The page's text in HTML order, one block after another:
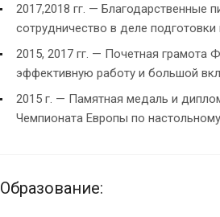
2017,2018 гг. — Благодарственные
сотрудничество в деле
2015, 2017 гг. — Почетная грамота
эффективную работу и большой
2015 г. — Памятная медаль и
Чемпионата Европы по настольному
Образование: